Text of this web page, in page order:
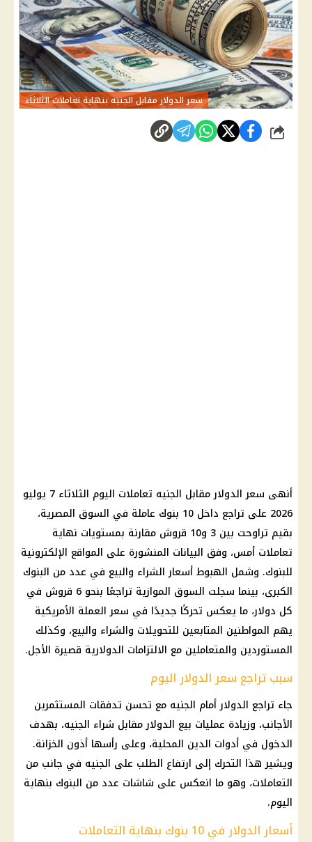
سعر الدولار مقابل الجنيه بنهاية تعاملات الثلاثاء
شارك
أنهى سعر الدولار مقابل الجنيه تعاملات اليوم الثلاثاء 7 يوليو
2026 على تراجع داخل 10 بنوك عاملة في السوق المصرية،
بقيم تراوحت بين 3 و10 قروش مقارنة بمستويات نهاية
تعاملات أمس، وفق البيانات المنشورة على المواقع الإلكترونية
للبنوك. وشمل الهبوط أسعار الشراء والبيع في عدد من البنوك
الكبرى، بينما سجلت السوق الموازية تراجعًا بنحو 6 قروش في
كل دولار، ما يعكس تحركًا جديدًا في سعر العملة الأمريكية
يهم المواطنين المتابعين للتحويلات والشراء والبيع، وكذلك
المستوردين والمتعاملين مع الالتزامات الدولارية قصيرة الأجل.
سبب تراجع سعر الدولار اليوم
جاء تراجع الدولار أمام الجنيه مع تحسن تدفقات المستثمرين
الأجانب، وزيادة عمليات بيع الدولار مقابل شراء الجنيه، بهدف
الدخول في أدوات الدين المحلية، وعلى رأسها أذون الخزانة.
ويشير هذا التحرك إلى ارتفاع الطلب على الجنيه في جانب من
التعاملات، وهو ما انعكس على شاشات عدد من البنوك بنهاية
اليوم.
أسعار الدولار في 10 بنوك بنهاية التعاملات